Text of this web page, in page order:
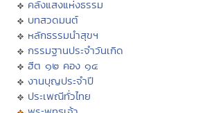
คลังแสงแห่งธรรม
บทสวดมนต์
หลักธรรมนำสุขฯ
กรรมฐานประจำวันเกิด
ฮีต ๑๒ คอง ๑๔
งานบุญประจำปี
ประเพณีทั่วไทย